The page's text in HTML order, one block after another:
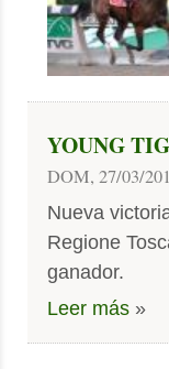
YOUNG
DOM, 27/03/
Nueva
Regione
ganador.
Leer más »